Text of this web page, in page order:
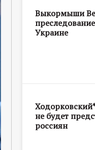
Выкормыши
Украине
не будет
россиян